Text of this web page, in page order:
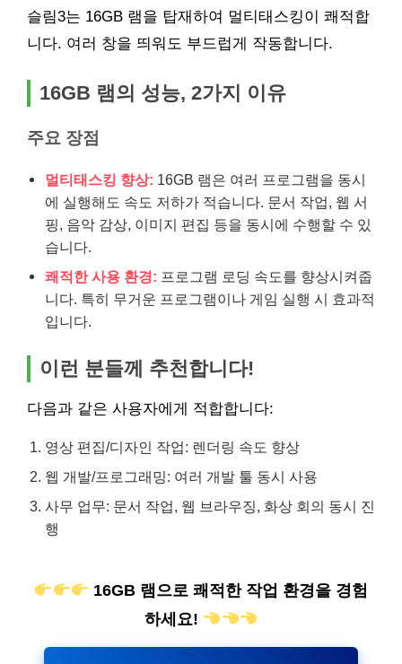
슬림3는 16GB 램을 탑재하여 멀티태스킹이 쾌적합
니다. 여러 창을 띄워도 부드럽게 작동합니다.
16GB 램의 성능, 2가지 이유
주요 장점
멀티태스킹 향상: 16GB 램은 여러 프로그램을 동시
에 실행해도 속도 저하가 적습니다. 문서 작업, 웹 서
핑, 음악 감상, 이미지 편집 등을 동시에 수행할 수 있
습니다.
쾌적한 사용 환경: 프로그램 로딩 속도를 향상시켜줍
니다. 특히 무거운 프로그램이나 게임 실행 시 효과적
입니다.
이런 분들께 추천합니다!
다음과 같은 사용자에게 적합합니다:
영상 편집/디자인 작업: 렌더링 속도 향상
웹 개발/프로그래밍: 여러 개발 툴 동시 사용
사무 업무: 문서 작업, 웹 브라우징, 화상 회의 동시 진
행
16GB 램으로 쾌적한 작업 환경을 경험
하세요!